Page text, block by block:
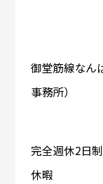
御堂筋線なん
事務所）
完全週休2日
休暇